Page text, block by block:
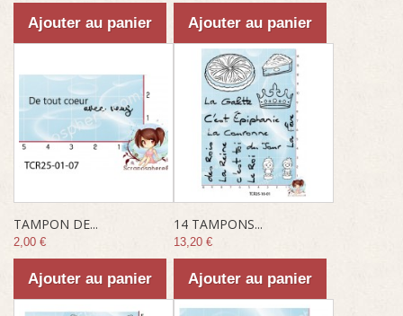
Ajouter au panier Ajouter au panier
TAMPON DE...
2,00 €
Ajouter au panier
14 TAMPONS...
13,20 €
Ajouter au panier